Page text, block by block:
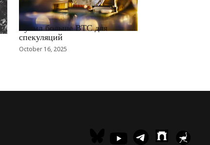
RRCNEWS_RU
Купил больше BTC для
спекуляций
October 16, 2025